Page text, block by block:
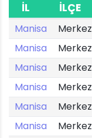
İL İLÇE
Manisa Merkez
Manisa
Merkez
Manisa
Merkez
Manisa
Merkez
Manisa
Merkez
Manisa
Merkez